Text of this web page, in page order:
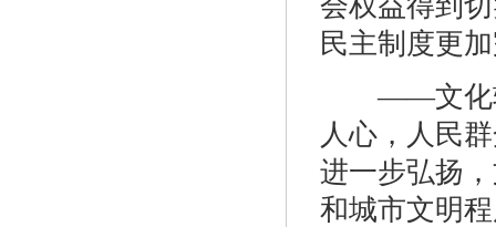
民主制度更
——文化软
人心，人民
进一步弘扬
和城市文明